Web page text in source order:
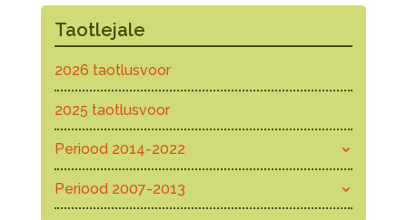
Taotlejale
2026 taotlusvoor
2025 taotlusvoor
Periood 2014-2022
Periood 2007-2013